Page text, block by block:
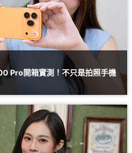
Pro開箱實測！不只是拍照手機